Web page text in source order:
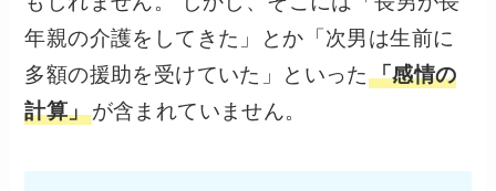
年親の介護をしてきた」とか「次男は生前に
多額の援助を受けていた」といった 「感情の
計算」が含まれていません。